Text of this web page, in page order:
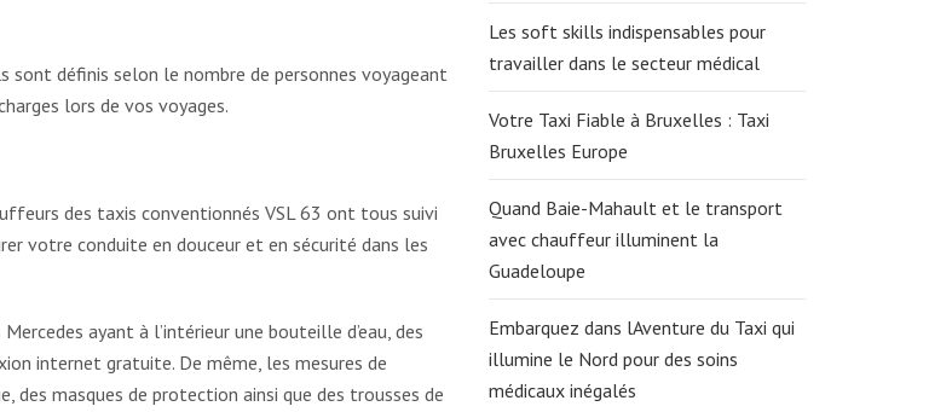
sont définis selon le nombre de personnes voyageant
lors de vos voyages.
des taxis conventionnés VSL 63 ont tous suivi
votre conduite en douceur et en sécurité dans les
ayant à l’intérieur une bouteille d’eau, des
internet gratuite. De même, les mesures de
masques de protection ainsi que des trousses de
Les soft skills indispensables pour
travailler dans le secteur médical
Votre Taxi Fiable à Bruxelles : Taxi
Bruxelles Europe
Quand Baie-Mahault et le transport
avec chauffeur illuminent la
Guadeloupe
Embarquez dans lAventure du Taxi qui
illumine le Nord pour des soins
médicaux inégalés